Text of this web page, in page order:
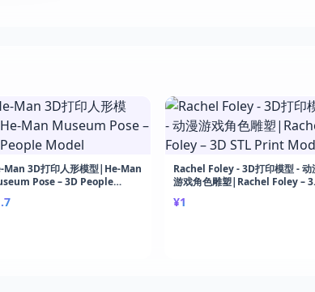
Man 3D打印人形模型|He-Man
Pose – 3D People
Rachel Foley - 3D打印模型 - 动
游戏角色雕塑|Rachel Foley –
¥1